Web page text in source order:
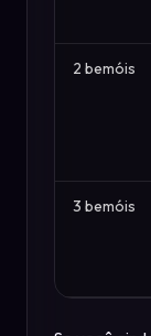
2 bemóis
3 bemóis